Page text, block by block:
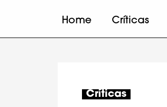
Home Críticas
Críticas